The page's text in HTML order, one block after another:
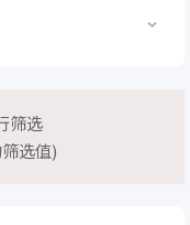
筛选
选值)